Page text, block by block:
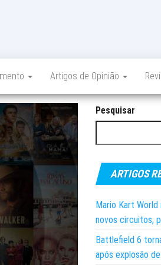
Artigos de Opinião
Pesquisar
ARTIGOS
Mario Kart
novos circuitos,
Battlefield 6
após explosão